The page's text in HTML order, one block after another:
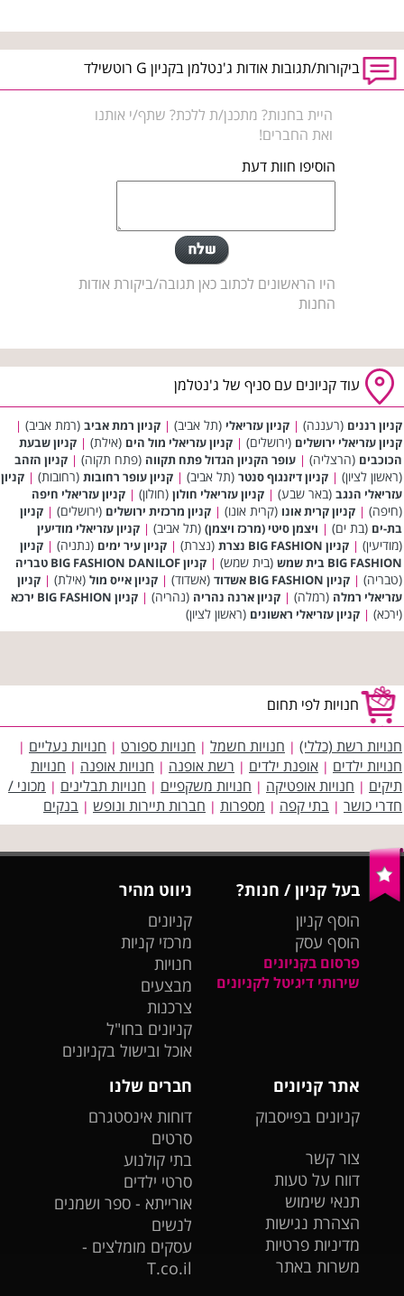
ביקורות/תגובות אודות ג'נטלמן בקניון G רוטשילד
היית בחנות? מתכנן/ת ללכת? שתף/י אותנו
ואת החברים!
הוסיפו חוות דעת
היו הראשונים לכתוב כאן תגובה/ביקורת אודות
החנות
עוד קניונים עם סניף של ג'נטלמן
קניון רננים (רעננה) | קניון עזריאלי (תל אביב) | קניון רמת אביב (רמת אביב) |
קניון עזריאלי ירושלים (ירושלים) | קניון עזריאלי מול הים (אילת) | קניון שבעת
הכוכבים (הרצליה) | עופר הקניון הגדול פתח תקווה (פתח תקוה) | קניון הזהב
(ראשון לציון) | קניון דיזנגוף סנטר (תל אביב) | קניון עופר רחובות (רחובות) | קניון
עזריאלי הנגב (באר שבע) | קניון עזריאלי חולון (חולון) | קניון עזריאלי חיפה
(חיפה) | קניון קרית אונו (קרית אונו) | קניון מרכזית ירושלים (ירושלים) | קניון
בת-ים (בת ים) | ויצמן סיטי (מרכז ויצמן) (תל אביב) | קניון עזריאלי מודיעין
(מודיעין) | קניון BIG FASHION נצרת (נצרת) | קניון עיר ימים (נתניה) | קניון
BIG FASHION בית שמש
(בית שמש) | קניון BIG FASHION DANILOF טבריה
(טבריה) | קניון BIG FASHION אשדוד (אשדוד) | קניון אייס מול (אילת) | קניון
עזריאלי רמלה (רמלה) | קניון ארנה נהריה (נהריה) | קניון BIG FASHION ירכא
(ירכא) | קניון עזריאלי ראשונים (ראשון לציון)
חנויות לפי תחום
חנויות רשת (כללי) | חנויות חשמל | חנויות ספורט | חנויות נעליים |
חנויות ילדים | אופנת ילדים | רשת אופנה | חנויות אופנה | חנויות
תיקים | חנויות אופטיקה | חנויות משקפיים | חנויות תבלינים | מכוני /
חדרי כושר | בתי קפה | מספרות | חברות תיירות ונופש | בנקים
בעל קניון / חנות?
הוסף קניון
הוסף עסק
פרסום בקניונים
שירותי דיגיטל לקניונים
ניווט מהיר
קניונים
מרכזי קניות
חנויות
מבצעים
צרכנות
קניונים בחו"ל
אוכל ובישול בקניונים
אתר קניונים
קניונים בפייסבוק
צור קשר
דווח על טעות
תנאי שימוש
הצהרת נגישות
מדיניות פרטיות
משרות באתר
חברים שלנו
דוחות אינסטגרם
סרטים
בתי קולנוע
סרטי ילדים
אורייתא - ספר ושמנים
לנשים
עסקים מומלצים -
T.co.il